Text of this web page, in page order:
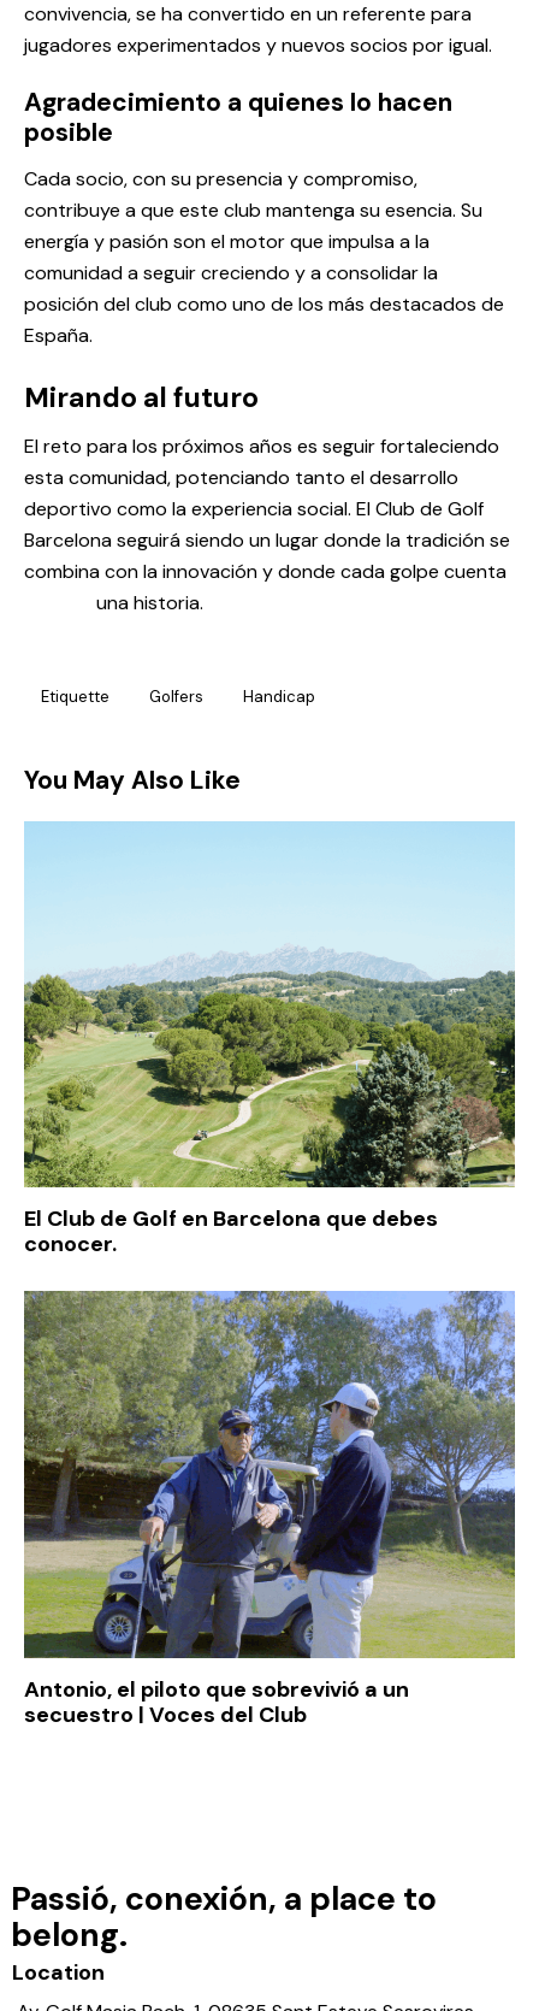
convivencia, se ha convertido en un referente para
jugadores experimentados y nuevos socios por igual.
Agradecimiento a quienes lo hacen
posible
Cada socio, con su presencia y compromiso,
contribuye a que este club mantenga su esencia. Su
energía y pasión son el motor que impulsa a la
comunidad a seguir creciendo y a consolidar la
posición del club como uno de los más destacados de
España.
Mirando al futuro
El reto para los próximos años es seguir fortaleciendo
esta comunidad, potenciando tanto el desarrollo
deportivo como la experiencia social. El Club de Golf
Barcelona seguirá siendo un lugar donde la tradición se
combina con la innovación y donde cada golpe cuenta
una historia.
Etiquette Golfers Handicap
You May Also Like
El Club de Golf en Barcelona que debes
conocer.
Antonio, el piloto que sobrevivió a un
secuestro | Voces del Club
Passió, conexión, a place to
belong.
Location